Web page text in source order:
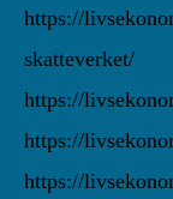
https://
skatteverket/
https://
https://
https://